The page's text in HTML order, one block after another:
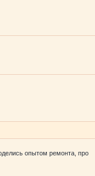
опытом ремонта, про